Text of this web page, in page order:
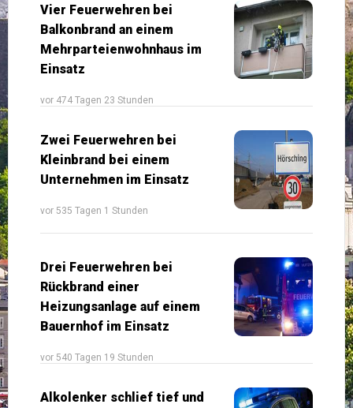
Vier Feuerwehren bei
Balkonbrand an einem
Mehrparteienwohnhaus im
Einsatz
vor 474 Tagen 23 Stunden
Zwei Feuerwehren bei
Kleinbrand bei einem
Unternehmen im Einsatz
vor 535 Tagen 1 Stunden
Drei Feuerwehren bei
Rückbrand einer
Heizungsanlage auf einem
Bauernhof im Einsatz
vor 540 Tagen 19 Stunden
Alkolenker schlief tief und